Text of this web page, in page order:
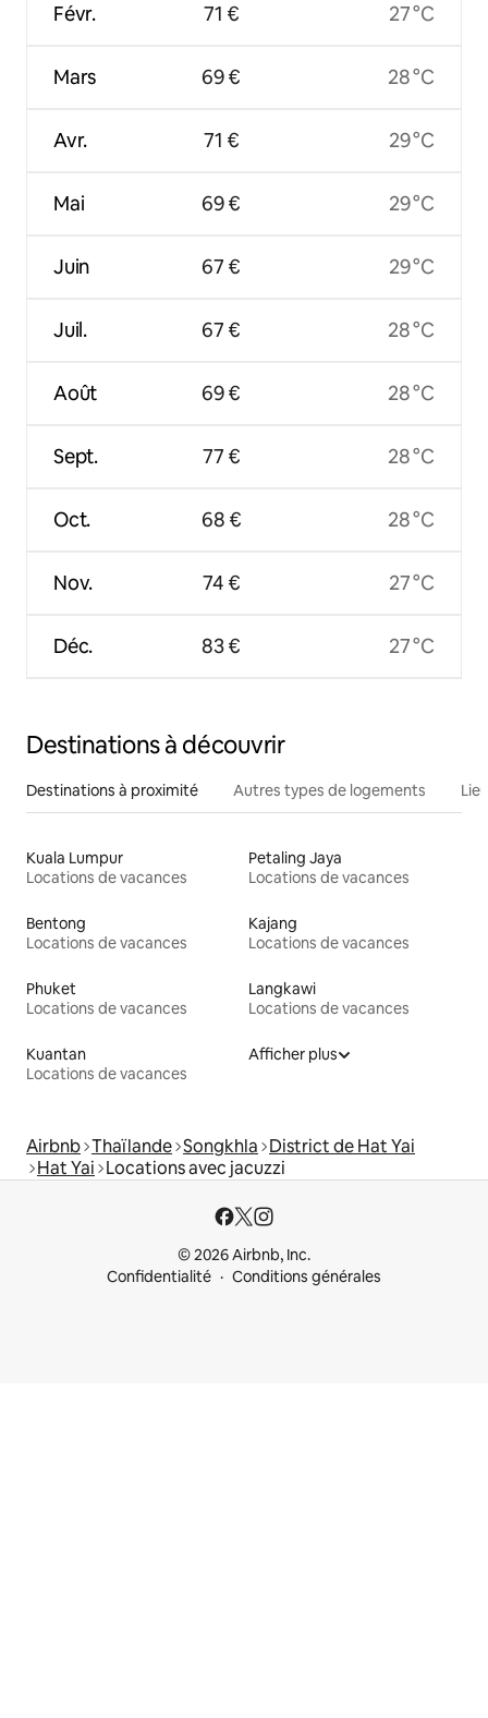
Févr.
Mars
Avr.
Mai
Juin
Juil.
Août
Sept.
Oct.
Nov.
Déc.
71 €
69 €
71 €
69 €
67 €
67 €
69 €
77 €
68 €
74 €
83 €
27 °C
28 °C
29 °C
29 °C
29 °C
28 °C
28 °C
28 °C
28 °C
27 °C
27 °C
Destinations à découvrir
Destinations à proximité Autres types de logements
Kuala Lumpur
Locations de vacances
Petaling Jaya
Locations de vacances
Bentong
Locations de vacances
Kajang
Locations de vacances
Phuket
Locations de vacances
Langkawi
Locations de vacances
Kuantan
Locations de vacances
Afficher plus
Airbnb Thaïlande Songkhla District de Hat Yai
Hat Yai Locations avec jacuzzi
© 2026 Airbnb, Inc.
Confidentialité
Conditions générales